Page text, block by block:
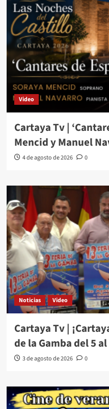
Video
Cartaya Tv |
Mencid y Manuel
4 de agosto de 2026 0
Noticias Video
Cartaya Tv |
de la Gamba del 5
3 de agosto de 2026 0